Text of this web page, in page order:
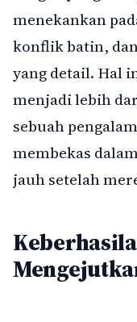
menekankan
konflik batin,
yang detail. Hal
menjadi lebih
sebuah
membekas
jauh setelah